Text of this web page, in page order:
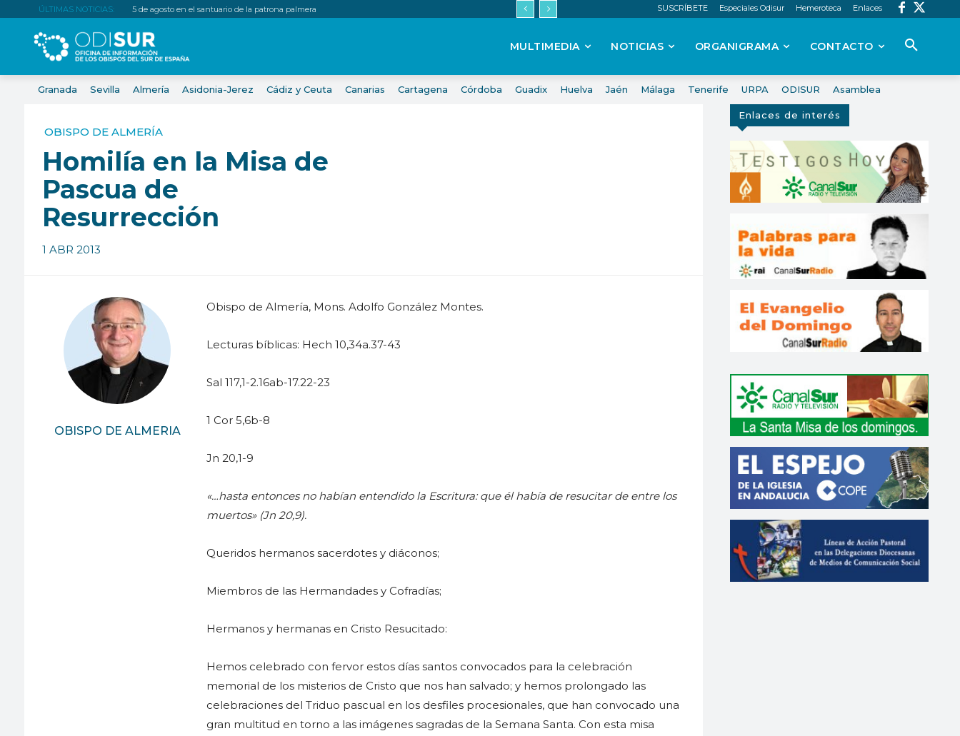
ÚLTIMAS NOTICIAS: 5 de agosto en el santuario de la patrona palmera SUSCRÍBETE Especiales Odisur Hemeroteca Enlaces
MULTIMEDIA NOTICIAS ORGANIGRAMA CONTACTO
Granada Sevilla Almería Asidonia-Jerez Cádiz y Ceuta Canarias Cartagena Córdoba Guadix Huelva Jaén Málaga Tenerife URPA ODISUR Asamblea
OBISPO DE ALMERÍA
Homilía en la Misa de
Pascua de
Resurrección
1 ABR 2013
OBISPO DE ALMERIA
Obispo de Almería, Mons. Adolfo González Montes.
Lecturas bíblicas: Hech 10,34a.37-43
Sal 117,1-2.16ab-17.22-23
1 Cor 5,6b-8
Jn 20,1-9
«…hasta entonces no habían entendido la Escritura: que él había de resucitar de entre los
muertos» (Jn 20,9).
Queridos hermanos sacerdotes y diáconos;
Miembros de las Hermandades y Cofradías;
Hermanos y hermanas en Cristo Resucitado:
Hemos celebrado con fervor estos días santos convocados para la celebración
memorial de los misterios de Cristo que nos han salvado; y hemos prolongado las
celebraciones del Triduo pascual en los desfiles procesionales, que han convocado una
gran multitud en torno a las imágenes sagradas de la Semana Santa. Con esta misa
Enlaces de interés